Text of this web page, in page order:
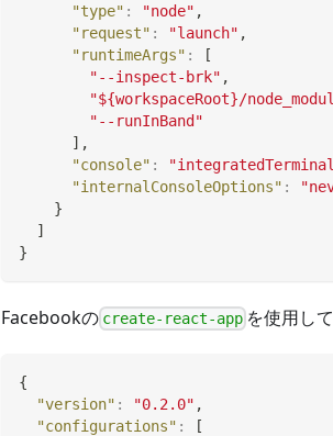
"type" : "node" ,
"request" : "launch" ,
"runtimeArgs" :
[
"--inspect-brk" ,
"${workspaceRoot}/
"--runInBand"
] ,
"console" :
"internalConsoleOptions" :
}
]
}
Facebookの create-react-app を使用し
{
"version" : "0.2.0" ,
"configurations" :
[